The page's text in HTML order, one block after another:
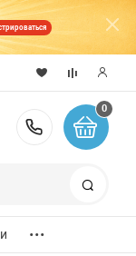
8 (800)
0
...